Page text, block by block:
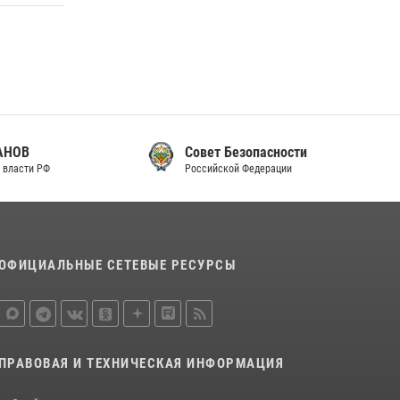
Совет Безопасности
Российской Федерации
СЕТЕВЫЕ РЕСУРСЫ
ПРАВОВАЯ И ТЕХНИЧЕСКАЯ ИНФОРМАЦИЯ